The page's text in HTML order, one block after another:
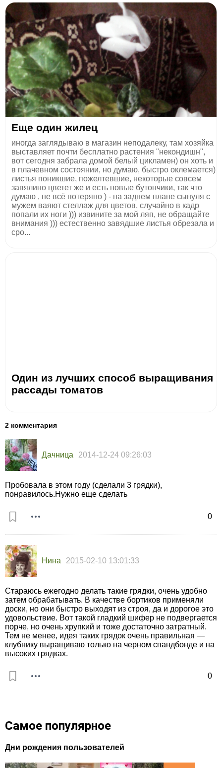
Еще один жилец
иногда заглядываю в магазин неподалеку, там хозяйка
выставляет почти бесплатно растения "некондишн",
вот сегодня забрала домой белый цикламен) он хоть и
в плачевном состоянии, но думаю, быстро оклемается)
листья поникшие, пожелтевшие, некоторые совсем
завялино цветет же и есть новые бутончики, так что
думаю , не всё потеряно ) - на заднем плане сынуля с
мужем ваяют стеллаж для цветов, случайно в кадр
попали их ноги ))) извините за мой ляп, не обращайте
внимания ))) естественно завядшие листья обрезала и
сро...
Один из лучших способ выращивания
рассады томатов
2 комментария
Дачница 2014-12-24 09:26:03
0
Пробовала в этом году (сделали 3 грядки),
понравилось.Нужно еще сделать
Нина 2015-02-10 13:01:33
0
Стараюсь ежегодно делать такие грядки, очень удобно
затем обрабатывать. В качестве бортиков применяли
доски, но они быстро выходят из строя, да и дорогое это
удовольствие. Вот такой гладкий шифер не подвергается
порче, но очень хрупкий и тоже достаточно затратный.
Тем не менее, идея таких грядок очень правильная —
клубнику выращиваю только на черном спандбонде и на
высоких грядках.
Самое популярное
Дни рождения пользователей